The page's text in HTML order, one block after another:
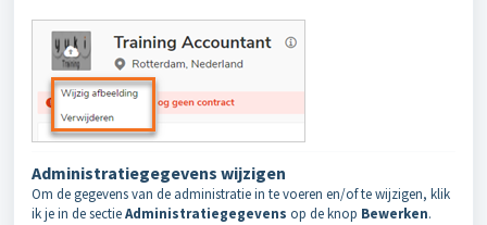
Administratiegegevens wijzigen
Om de gegevens van de administratie in te voeren en/of te wijzigen, klik
ik je in de sectieAdministratiegegevens op de knop Bewerken.